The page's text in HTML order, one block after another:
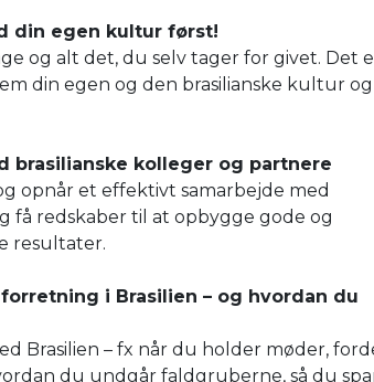
din egen kultur først!
og alt det, du selv tager for givet. Det
din egen og den brasilianske kultur og
brasilianske kolleger og partnere
opnår et effektivt samarbejde med
få redskaber til at opbygge gode og
resultater.
i Brasilien – og hvordan du
Brasilien – fx når du holder møder,
du undgår faldgruberne, så du